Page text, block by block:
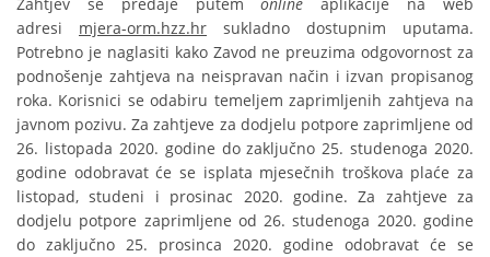
adresi mjera-orm.hzz.hr sukladno dostupnim uputama.
Potrebno je naglasiti kako Zavod ne preuzima odgovornost za
podnošenje zahtjeva na neispravan način i izvan propisanog
roka. Korisnici se odabiru temeljem zaprimljenih zahtjeva na
javnom pozivu. Za zahtjeve za dodjelu potpore zaprimljene od
26. listopada 2020. godine do zaključno 25. studenoga 2020.
godine odobravat će se isplata mjesečnih troškova plaće za
listopad, studeni i prosinac 2020. godine. Za zahtjeve za
dodjelu potpore zaprimljene od 26. studenoga 2020. godine
do zaključno 25. prosinca 2020. godine odobravat će se